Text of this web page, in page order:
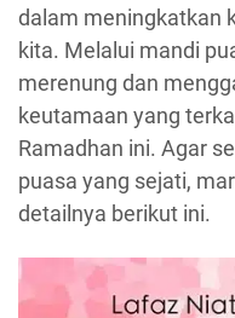
dalam meningkatkan
kita. Melalui mandi
merenung dan
keutamaan yang
Ramadhan ini. Agar
puasa yang sejati,
detailnya berikut ini.